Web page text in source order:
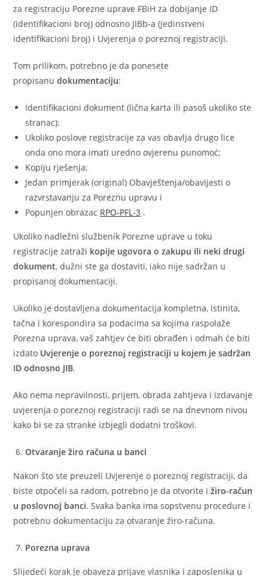
za registraciju Porezne uprave FBiH za dobijanje ID
(identifikacioni broj) odnosno JIBb-a (jedinstveni
identifikacioni broj) i Uvjerenja o poreznoj registraciji.
Tom prilikom, potrebno je da ponesete
propisanudokumentaciju:
Identifikacioni dokument (lična karta ili pasoš ukoliko ste
stranac);
Ukoliko poslove registracije za vas obavlja drugo lice
onda ono mora imati uredno ovjerenu punomoć;
Kopiju rješenja;
Jedan primjerak (original) Obavještenja/obavijesti o
razvrstavanju za Poreznu upravu i
Popunjen obrazac RPO-PFL-3 .
Ukoliko nadležni službenik Porezne uprave u toku
registracije zatraži kopije ugovora o zakupu ili neki drugi
dokument, dužni ste ga dostaviti, iako nije sadržan u
propisanoj dokumentaciji.
Ukoliko je dostavljena dokumentacija kompletna, istinita,
tačna i korespondira sa podacima sa kojima raspolaže
Porezna uprava, vaš zahtjev će biti obrađen i odmah će biti
izdato Uvjerenje o poreznoj registraciji u kojem je sadržan
ID odnosno JIB.
Ako nema nepravilnosti, prijem, obrada zahtjeva i izdavanje
uvjerenja o poreznoj registraciji radi se na dnevnom nivou
kako bi se za stranke izbjegli dodatni troškovi.
Otvaranje žiro računa u banci
Nakon što ste preuzeli Uvjerenje o poreznoj registraciji, da
biste otpočeli sa radom, potrebno je da otvorite ižiro-račun
u poslovnoj banci. Svaka banka ima sopstvenu procedure i
potrebnu dokumentaciju za otvaranje žiro-računa.
Porezna uprava
Slijedeći korak je obaveza prijave vlasnika i zaposlenika u